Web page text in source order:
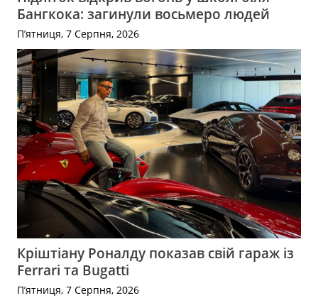
Бангкока: загинули восьмеро людей
П’ятниця, 7 Серпня, 2026
Кріштіану Роналду показав свій гараж із
Ferrari та Bugatti
П’ятниця, 7 Серпня, 2026